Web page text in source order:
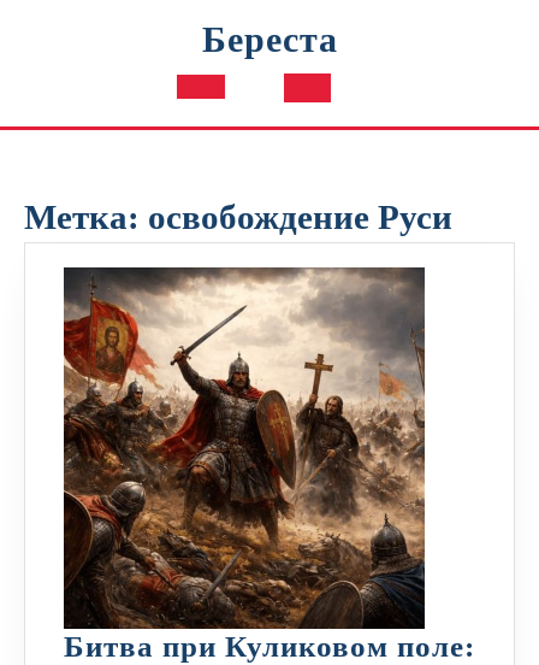
Береста
Кнопка
Метка: освобождение Руси
Битва при Куликовом поле: